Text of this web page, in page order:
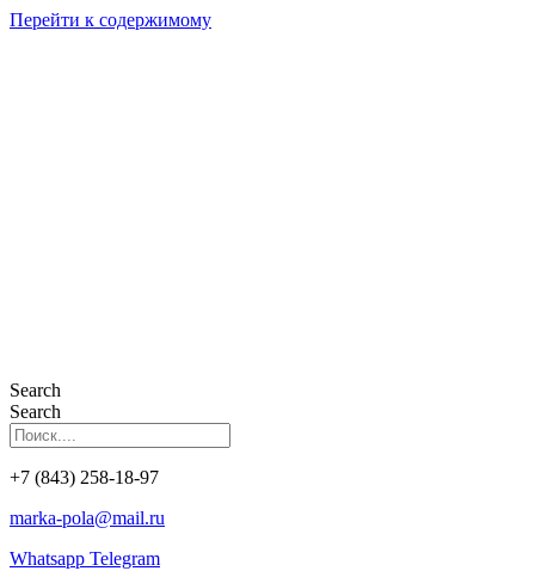
Перейти к содержимому
Search
Search
+7 (843) 258-18-97
marka-pola@mail.ru
Whatsapp Telegram